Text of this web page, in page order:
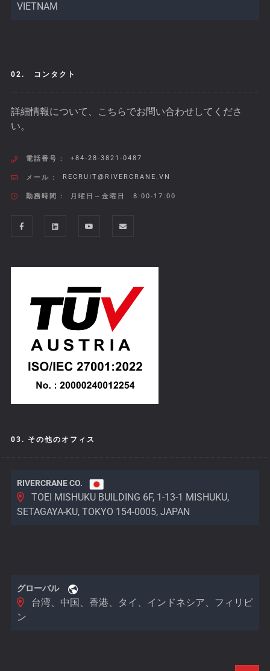
VIETNAM
02. コンタクト
詳細情報について、こちらでお問い合わせしてくださ
い。
電話番号 : +84-28-3821-0487
メール : RECRUIT@RIVERCRANE.VN
勤務時間 : 月曜日～金曜日 8:00-17:00
03. その他のオフィス
RIVERCRANE CO.
TOEI MISHUKU BUILDING 6F, 1-13-1 MISHUKU,
SETAGAYA-KU, TOKYO 154-0005, JAPAN
グローバル
台湾、中国、香港、タイ、インドネシア、フィリピ
ン